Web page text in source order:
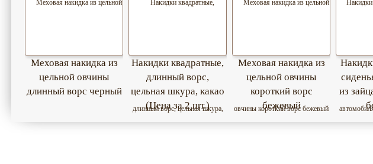
Меховая накидка из
цельной овчины
длинный ворс черный
Накидки квадратные,
длинный ворс,
цельная шкура, какао
(Цена за 2 шт.)
Меховая накидка из
цельной овчины
короткий ворс
бежевый
из